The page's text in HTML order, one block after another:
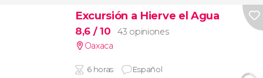
Excursión a Hierve el Agua
8,6 / 10
43 opiniones
Oaxaca
6 horas Español